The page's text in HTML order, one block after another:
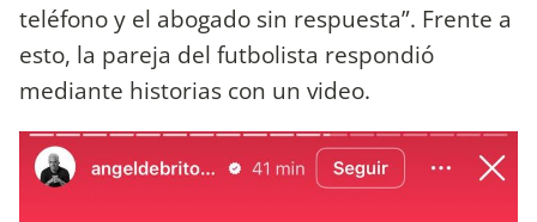
teléfono y el abogado sin respuesta”. Frente a
esto, la pareja del futbolista respondió
mediante historias con un video.